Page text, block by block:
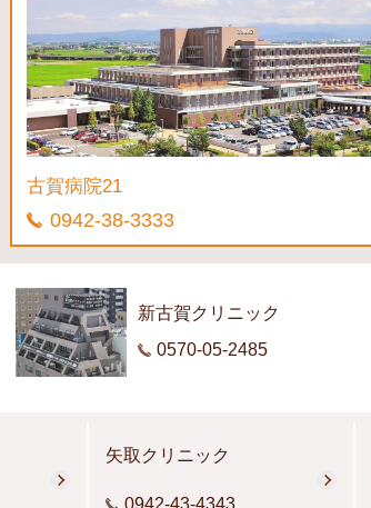
古賀病院21
0942-38-3333
新古賀クリニック
0570-05-2485
矢取クリニック
0942-43-4343